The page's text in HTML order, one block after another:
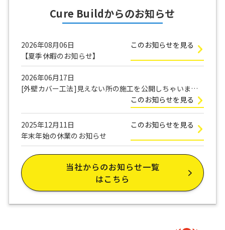
Cure Buildからのお知らせ
2026年08月06日
【夏季休暇のお知らせ】
このお知らせを見る
2026年06月17日
[外壁カバー工法]見えない所の施工を公開しちゃいま
このお知らせを見る
2025年12月11日
年末年始の休業のお知らせ
このお知らせを見る
当社からのお知らせ一覧
はこちら